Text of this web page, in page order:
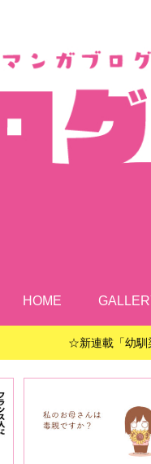
HOME
☆新連載「幼馴